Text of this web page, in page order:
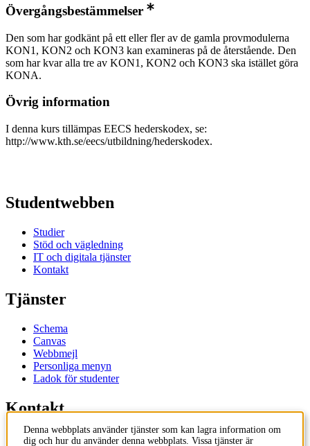
Övergångsbestämmelser
Den som har godkänt på ett eller fler av de gamla provmodulerna
KON1, KON2 och KON3 kan examineras på de återstående. Den
som har kvar alla tre av KON1, KON2 och KON3 ska istället göra
KONA.
Övrig information
I denna kurs tillämpas EECS hederskodex, se:
http://www.kth.se/eecs/utbildning/hederskodex.
Studentwebben
Studier
Stöd och vägledning
IT och digitala tjänster
Kontakt
Tjänster
Schema
Canvas
Webbmejl
Personliga menyn
Ladok för studenter
Kontakt
Kontakta utbildningsprogram
Denna webbplats använder tjänster som kan lagra information om
dig och hur du använder denna webbplats. Vissa tjänster är